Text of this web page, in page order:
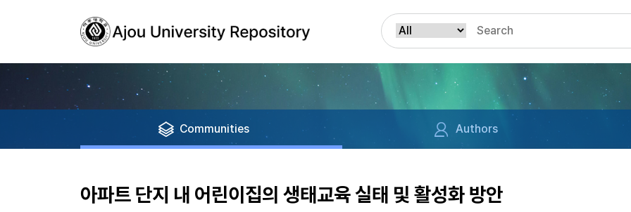
Communities Authors
아파트 단지 내 어린이집의 생태교육 실태 및 활성화 방안